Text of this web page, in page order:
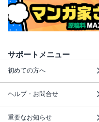
サポートメニュー
初めての方へ
ヘルプ・お問合せ
重要なお知らせ